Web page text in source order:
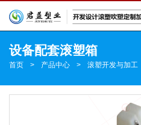
设备配套滚塑箱
首页 > 产品中心 > 滚塑开发与加工